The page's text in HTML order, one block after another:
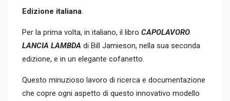
Edizione italiana.
Per la prima volta, in italiano, il libro CAPOLAVORO
LANCIA LAMBDA di Bill Jamieson, nella sua seconda
edizione, e in un elegante cofanetto.
Questo minuzioso lavoro di ricerca e documentazione
che copre ogni aspetto di questo innovativo modello